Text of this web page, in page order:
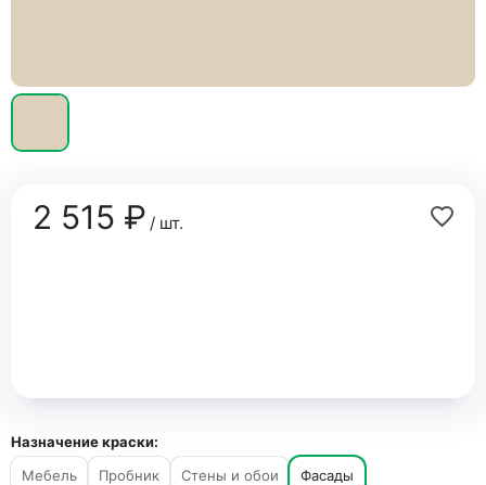
2 515 ₽/ шт.
Назначение краски:
Мебель
Пробник Стены и обои Фасады